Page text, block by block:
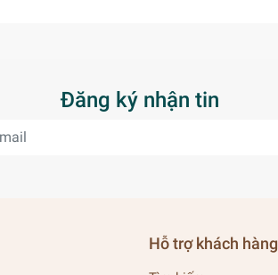
Đăng ký nhận tin
Hỗ trợ khách hàng